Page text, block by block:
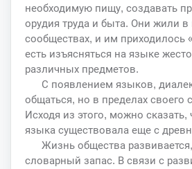
необходимую пищу, создавать
орудия труда и быта. Они жили
сообществах, и им приходилось
есть изъясняться на языке
различных предметов.
С появлением языков,
общаться, но в пределах своего
Исходя из этого, можно сказать,
языка существовала еще с
Жизнь общества
словарный запас. В связи с